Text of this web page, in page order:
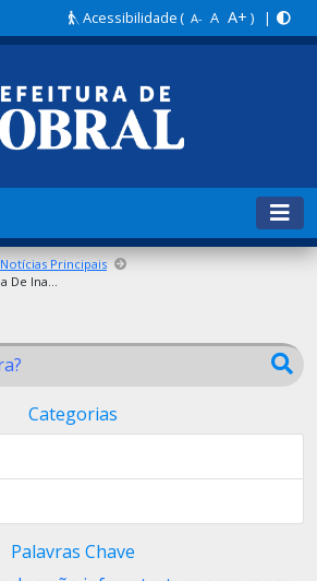
Acessibilidade( A- A A+ ) |
Notícias Principais
Prefeito De Sobral Participa De Inauguração De Fábrica No Distrito De Rafael Arruda
Categorias
Palavras Chave